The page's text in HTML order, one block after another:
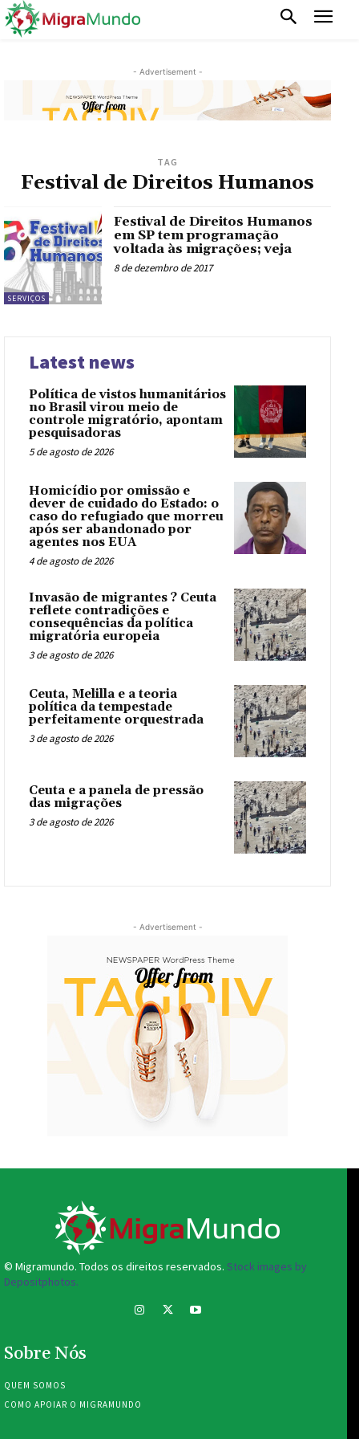
- Advertisement -
TAG
Festival de Direitos Humanos
SERVIÇOS
Festival de Direitos Humanos
em SP tem programação
voltada às migrações; veja
8 de dezembro de 2017
Latest news
Política de vistos humanitários
no Brasil virou meio de
controle migratório, apontam
pesquisadoras
5 de agosto de 2026
Homicídio por omissão e
dever de cuidado do Estado: o
caso do refugiado que morreu
após ser abandonado por
agentes nos EUA
4 de agosto de 2026
Invasão de migrantes ? Ceuta
reflete contradições e
consequências da política
migratória europeia
3 de agosto de 2026
Ceuta, Melilla e a teoria
política da tempestade
perfeitamente orquestrada
3 de agosto de 2026
Ceuta e a panela de pressão
das migrações
3 de agosto de 2026
- Advertisement -
© Migramundo. Todos os direitos reservados. Stock images by
Depositphotos.
Sobre Nós
QUEM SOMOS
COMO APOIAR O MIGRAMUNDO